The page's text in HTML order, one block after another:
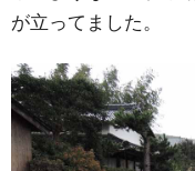
が立ってました。